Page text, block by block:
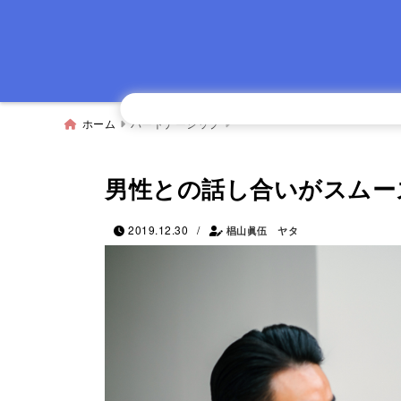
ホーム パートナーシップ
男性との話し合いがスム
2019.12.30 / 椙山眞伍 ヤタ